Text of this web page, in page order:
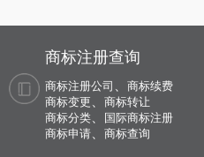
商标注册查询
商标注册公司
商标续费
商标变更
商标转让
商标分类、
国际商标注册
商标申请、 商标查询